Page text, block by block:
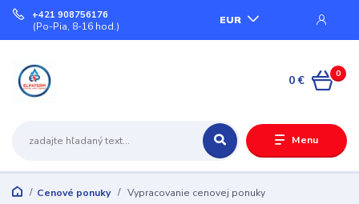
Menu
EUR
+421 908756176
(Po-Pia, 8-16 hod.)
0
0 €
Cenové ponuky Vypracovanie cenovej ponuky